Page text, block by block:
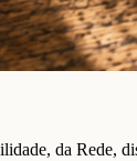
da Rede,